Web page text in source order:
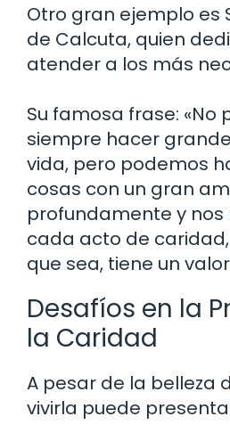
Otro gran ejemplo es
de Calcuta, quien
atender a los más
Su famosa frase: «No
siempre hacer
vida, pero podemos
cosas con un gran
profundamente y
cada acto de
que sea, tiene un
Desafíos en la
la Caridad
A pesar de la belleza
vivirla puede